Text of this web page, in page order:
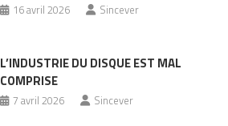
16 avril 2026 Sincever
L’INDUSTRIE DU DISQUE EST MAL
COMPRISE
7 avril 2026 Sincever